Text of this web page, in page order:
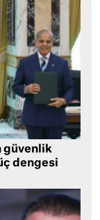
güvenlik
dengesi